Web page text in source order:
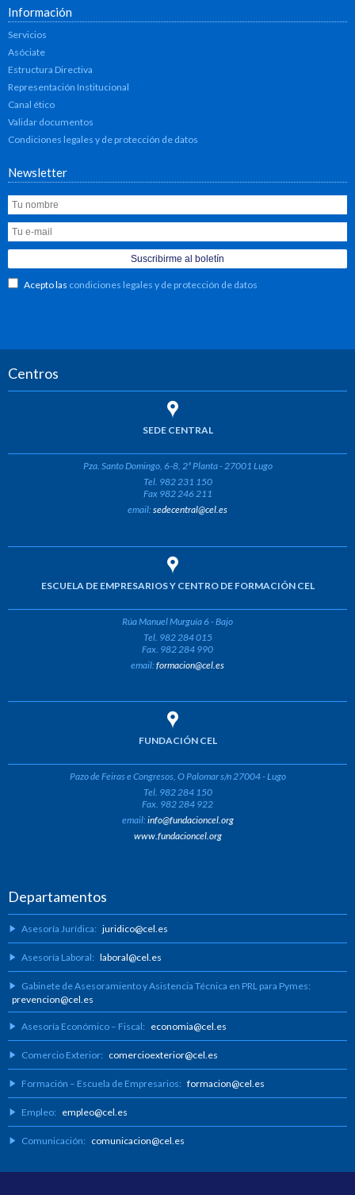
Información
Servicios
Asóciate
Estructura Directiva
Representación Institucional
Canal ético
Validar documentos
Condiciones legales y de protección de datos
Newsletter
Acepto las condiciones legales y de protección de datos
Centros
SEDE CENTRAL
Pza. Santo Domingo, 6-8, 2ª Planta - 27001 Lugo
Tel. 982 231 150
Fax 982 246 211
email:sedecentral@cel.es
ESCUELA DE EMPRESARIOS Y CENTRO DE FORMACIÓN CEL
Rúa Manuel Murguía 6 - Bajo
Tel. 982 284 015
Fax. 982 284 990
email:formacion@cel.es
FUNDACIÓN CEL
Pazo de Feiras e Congresos, O Palomar s/n 27004 - Lugo
Tel. 982 284 150
Fax. 982 284 922
email:info@fundacioncel.org
www.fundacioncel.org
Departamentos
Asesoría Jurídica: juridico@cel.es
Asesoría Laboral: laboral@cel.es
Gabinete de Asesoramiento y Asistencia Técnica en PRL para Pymes:
prevencion@cel.es
Asesoría Económico – Fiscal: economia@cel.es
Comercio Exterior: comercioexterior@cel.es
Formación – Escuela de Empresarios: formacion@cel.es
Empleo: empleo@cel.es
Comunicación: comunicacion@cel.es